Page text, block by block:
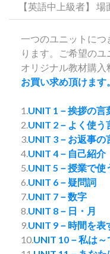
【英語中上級者】
一つのユニットに
ります。ご希望のユ
オリジナル教材購入
お買い求め頂けます。
1.UNIT 1－挨拶の言
2.UNIT 2－よく使う
3.UNIT 3－お返事の
4.UNIT 4－自己紹介
5.UNIT 5－授業で使
6.UNIT 6－疑問詞
7.UNIT 7－数字
8.UNIT 8－日・月
9.UNIT 9－時間を表
10.UNIT 10－私は～